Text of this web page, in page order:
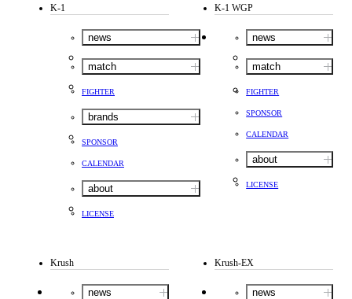
K-1
news
match
FIGHTER
brands
SPONSOR
CALENDAR
about
LICENSE
K-1 WGP
news
match
FIGHTER
SPONSOR
CALENDAR
about
LICENSE
Krush
news
Krush-EX
news